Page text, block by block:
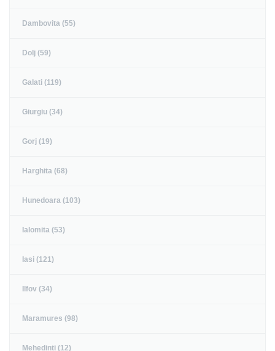
Dambovita (55)
Dolj (59)
Galati (119)
Giurgiu (34)
Gorj (19)
Harghita (68)
Hunedoara (103)
Ialomita (53)
Iasi (121)
Ilfov (34)
Maramures (98)
Mehedinti (12)